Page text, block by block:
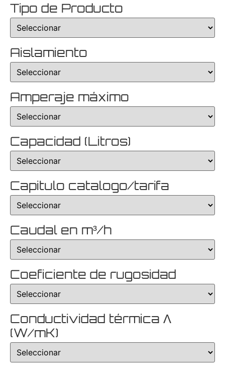
Tipo de Producto
Aislamiento
Amperaje máximo
Capacidad (Litros)
Capitulo catalogo/tarifa
Caudal en m³/h
Coeficiente de rugosidad
Conductividad térmica Λ
(W/mK)